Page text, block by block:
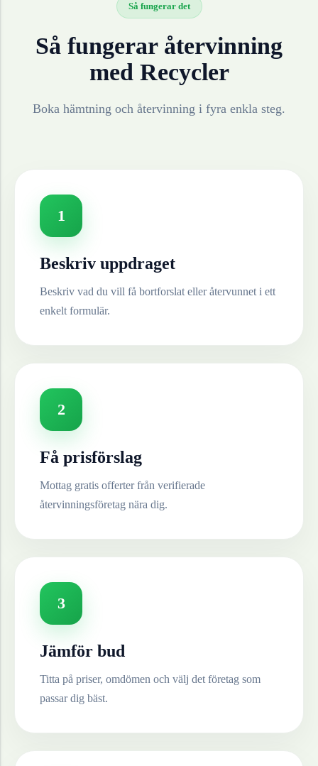
Så fungerar det
Så fungerar återvinning
med Recycler
Boka hämtning och återvinning i fyra enkla steg.
1
Beskriv uppdraget
Beskriv vad du vill få bortforslat eller återvunnet i ett
enkelt formulär.
2
Få prisförslag
Mottag gratis offerter från verifierade
återvinningsföretag nära dig.
3
Jämför bud
Titta på priser, omdömen och välj det företag som
passar dig bäst.